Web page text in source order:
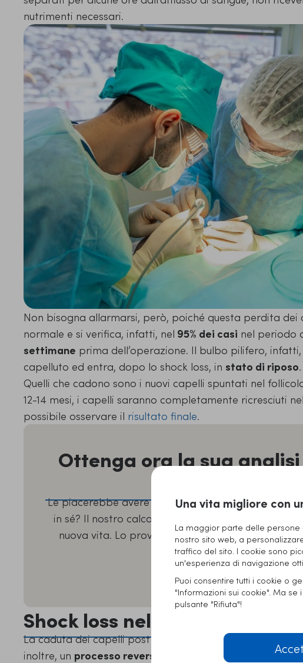
nutrimenti necessari.
Non bisogna allarmarsi, però, poiché questa perdita dei
normale e si verifica, infatti, nel 95% dei casi nel periodo
settimane prima dell’operazione. Il bulbo pilifero, infatti,
capelluto ed entra, dopo lo shock loss, in stato di riposo.
Quelli che cadono sono i nuovi capelli spuntati nel
12-14 mesi, i capelli saranno completamente ricresciuti
possibile osservare il risultato finale.
Ottenga ora la sua
Le piacerebbe avere finalmente una testa piena di
in sé? Il nostro calcolatore di capelli gratuito è il
nuova vita. Lo provi ora e ottenga un’analisi
professionisti!
All’analisi gratuita dei capelli!
Shock loss nella zona donatrice
La caduta dei capelli post trapianto è un fenomeno
inoltre, un processo reversibile che dura per un tempo
Una vita migliore con
La maggior parte delle
nostro sito web, a
traffico del sito. I cookie sono
un'esperienza di navigazione
Puoi consentire tutti i cookie o
"Informazioni sui cookie". Ma
pulsante "Rifiuta"!